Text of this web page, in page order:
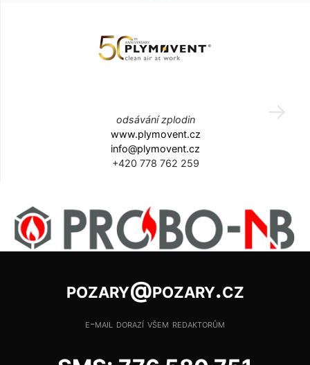
odsávání zplodin
www.plymovent.cz
info@plymovent.cz
+420 778 762 259
pozary@pozary.cz
e-mail dorazí všem redaktorům